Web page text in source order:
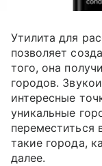
Утилита для
позволяет
того, она
городов.
интересные
уникальные
переместиться
такие города,
далее.